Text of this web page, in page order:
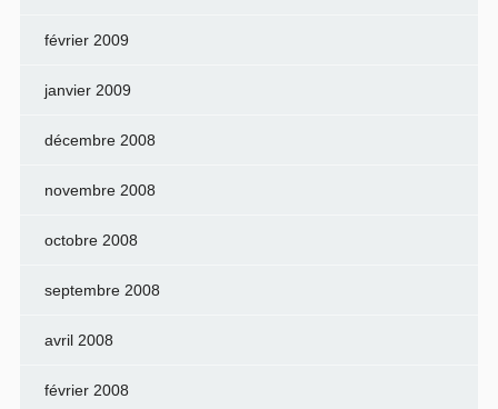
février 2009
janvier 2009
décembre 2008
novembre 2008
octobre 2008
septembre 2008
avril 2008
février 2008